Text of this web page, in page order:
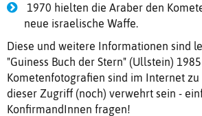
1970 hielten die Araber den
neue israelische Waffe.
Diese und weitere Informationen sind
"Guiness Buch der Stern" (Ullstein)
Kometenfotografien sind im Internet
dieser Zugriff (noch) verwehrt sein -
KonfirmandInnen fragen!